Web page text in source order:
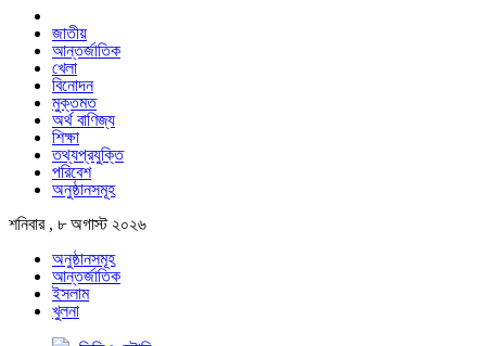
জাতীয়
আন্তর্জাতিক
খেলা
বিনোদন
মুক্তমত
অর্থ বাণিজ্য
শিক্ষা
তথ্যপ্রযুক্তি
পরিবেশ
অনুষ্ঠানসমূহ
শনিবার , ৮ অগাস্ট ২০২৬
অনুষ্ঠানসমূহ
আন্তর্জাতিক
ইসলাম
খুলনা